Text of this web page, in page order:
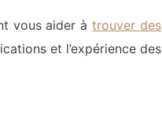
vous aider àtrouver des
et l’expérience des